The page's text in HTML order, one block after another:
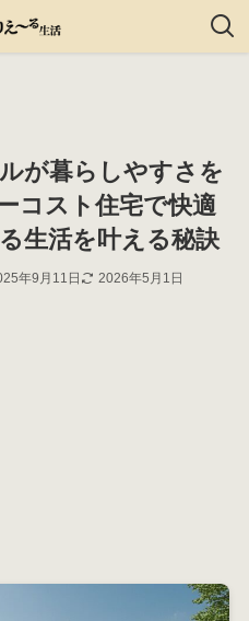
が暮らしやすさを
コスト住宅で快適
生活を叶える秘訣
年9月11日 2026年5月1日